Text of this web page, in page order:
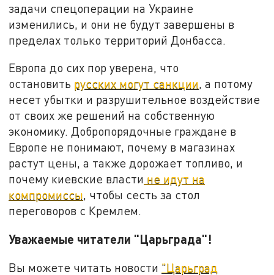
задачи спецоперации на Украине
изменились, и они не будут завершены в
пределах только территорий Донбасса.
Европа до сих пор уверена, что
остановить русских могут санкции, а потому
несет убытки и разрушительное воздействие
от своих же решений на собственную
экономику. Добропорядочные граждане в
Европе не понимают, почему в магазинах
растут цены, а также дорожает топливо, и
почему киевские власти не идут на
компромиссы, чтобы сесть за стол
переговоров с Кремлем.
Уважаемые читатели "Царьграда"!
Вы можете читать новости "Царьград